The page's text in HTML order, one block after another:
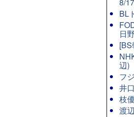
8/
BL
日
辺)
フ
井
枝
渡